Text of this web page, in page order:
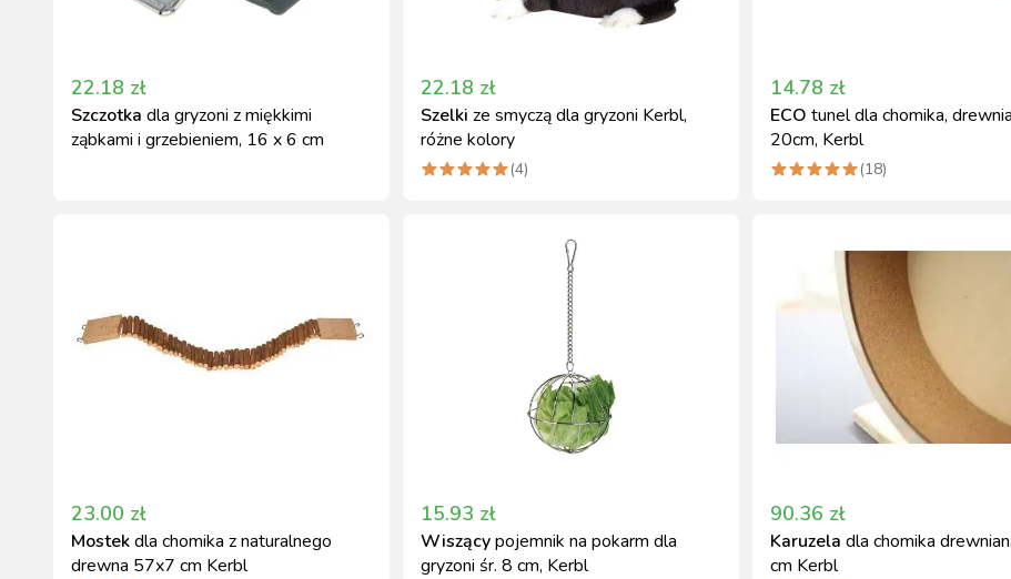
22.18 zł
Szczotka dla gryzoni z miękkimi
ząbkami i grzebieniem, 16 x 6 cm
22.18 zł
Szelki ze smyczą dla gryzoni Kerbl,
różne kolory
(4)
14.78 zł
ECO tunel dla chomika,
20cm, Kerbl
(18)
23.00 zł
Mostekdla chomika z naturalnego
drewna 57x7 cm Kerbl
15.93 zł
Wiszącypojemnik na pokarm dla
gryzoni śr. 8 cm, Kerbl
90.36 zł
Karuzela dla chomika
cm Kerbl